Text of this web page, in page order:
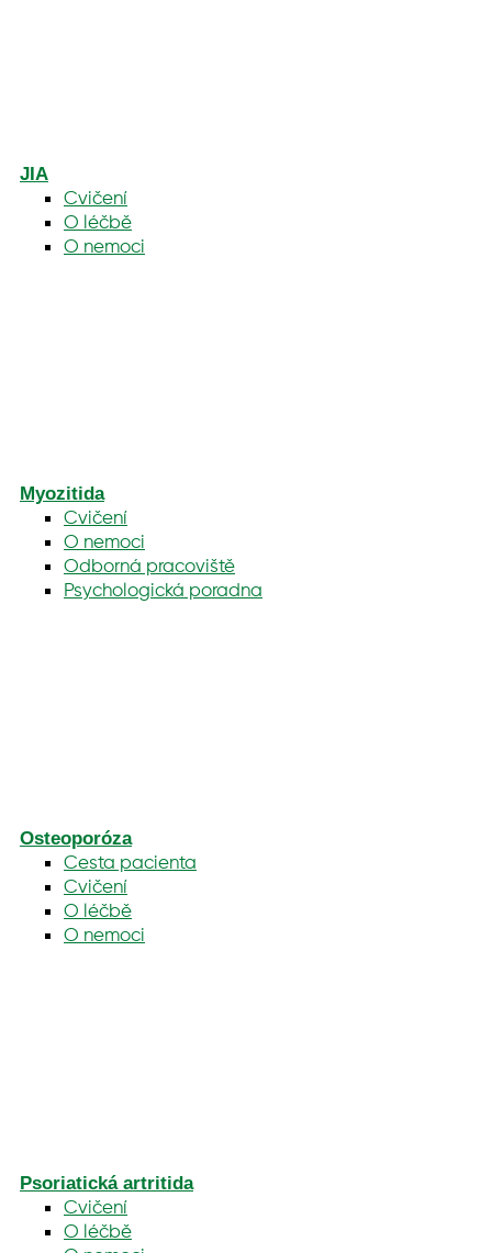
JIA
Cvičení
O léčbě
O nemoci
Myozitida
Cvičení
O nemoci
Odborná pracoviště
Psychologická poradna
Osteoporóza
Cesta pacienta
Cvičení
O léčbě
O nemoci
Psoriatická artritida
Cvičení
O léčbě